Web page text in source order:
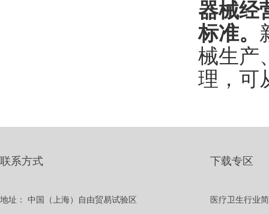
器械经
标准。
械生产
理，可
联系方式
地址： 中国（上海）自由贸易试验区
下载专区
医疗卫生行业